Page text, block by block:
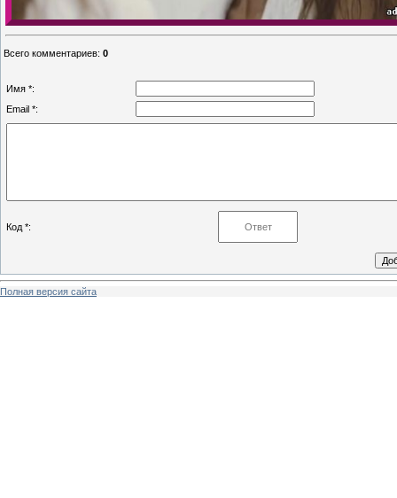
Всего комментариев: 0
Имя *:
Email *:
Код *:
Полная версия сайта